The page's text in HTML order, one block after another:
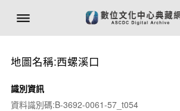
地圖名稱:西螺溪口
識別資訊
資料識別碼:B-3692-0061-57_t054